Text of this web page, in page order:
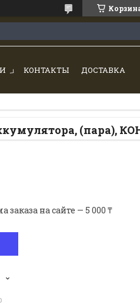
КОНТАКТЫ ДОСТАВКА
(пара),
на сайте — 5 000 ₸